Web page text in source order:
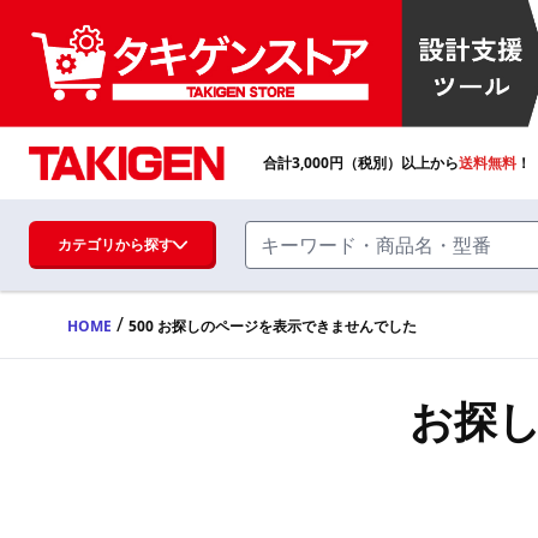
ハンドル・取手・つまみ・周辺機器
FA・A
合計3,000円（税別）以上から送料無料
カテゴリから探す
HOME / 500 お探しのページを表示できませんでした
お探